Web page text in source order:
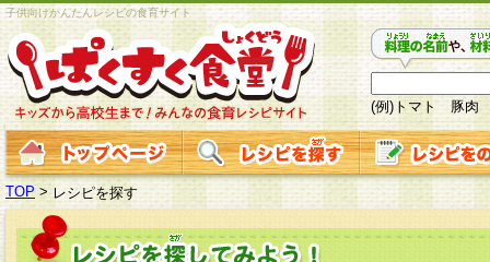
子供向けかんたんレシピの食育サイト
(例)トマト 豚肉
TOP > レシピを探す